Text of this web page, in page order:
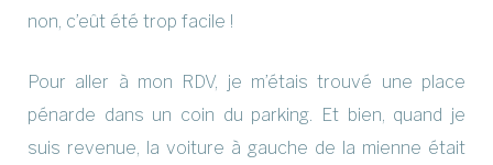
non, c’eût été trop facile !
Pour aller à mon RDV, je m’étais trouvé une place
pénarde dans un coin du parking. Et bien, quand je
suis revenue, la voiture à gauche de la mienne était